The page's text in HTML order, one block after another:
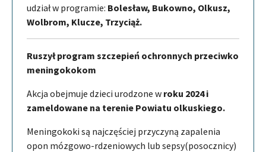
udział w programie: Bolesław, Bukowno, Olkusz,
Wolbrom, Klucze, Trzyciąż.
Ruszył program szczepień ochronnych przeciwko
meningokokom
Akcja obejmuje dzieci urodzone w roku 2024 i
zameldowane na terenie Powiatu olkuskiego.
Meningokoki są najczęściej przyczyną zapalenia
opon mózgowo-rdzeniowych lub sepsy(posocznicy)